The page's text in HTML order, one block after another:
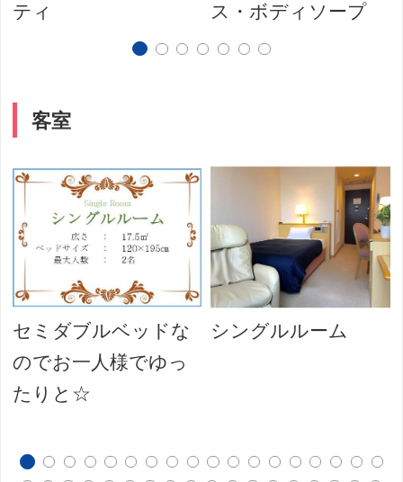
ティ
ス・ボディソープ
客室
セミダブルベッドな
のでお一人様でゆっ
たりと☆
シングルルーム